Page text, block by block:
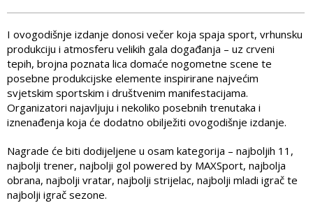
I ovogodišnje izdanje donosi večer koja spaja sport, vrhunsku
produkciju i atmosferu velikih gala događanja – uz crveni
tepih, brojna poznata lica domaće nogometne scene te
posebne produkcijske elemente inspirirane najvećim
svjetskim sportskim i društvenim manifestacijama.
Organizatori najavljuju i nekoliko posebnih trenutaka i
iznenađenja koja će dodatno obilježiti ovogodišnje izdanje.
Nagrade će biti dodijeljene u osam kategorija – najboljih 11,
najbolji trener, najbolji gol powered by MAXSport, najbolja
obrana, najbolji vratar, najbolji strijelac, najbolji mladi igrač te
najbolji igrač sezone.